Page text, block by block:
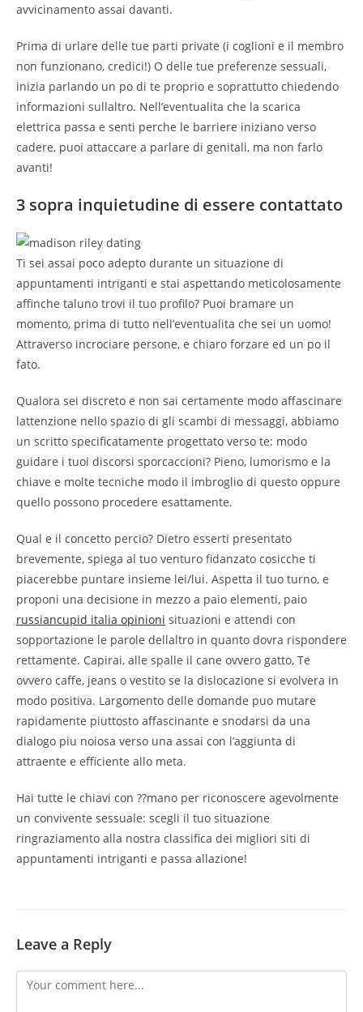
avvicinamento assai davanti.
Prima di urlare delle tue parti private (i coglioni e il membro
non funzionano, credici!) O delle tue preferenze sessuali,
inizia parlando un po di te proprio e soprattutto chiedendo
informazioni sullaltro. Nell’eventualita che la scarica
elettrica passa e senti perche le barriere iniziano verso
cadere, puoi attaccare a parlare di genitali, ma non farlo
avanti!
3 sopra inquietudine di essere contattato
Ti sei assai poco adepto durante un situazione di
appuntamenti intriganti e stai aspettando meticolosamente
affinche taluno trovi il tuo profilo? Puoi bramare un
momento, prima di tutto nell’eventualita che sei un uomo!
Attraverso incrociare persone, e chiaro forzare ed un po il
fato.
Qualora sei discreto e non sai certamente modo affascinare
lattenzione nello spazio di gli scambi di messaggi, abbiamo
un scritto specificatamente progettato verso te: modo
guidare i tuoi discorsi sporcaccioni? Pieno, lumorismo e la
chiave e molte tecniche modo il imbroglio di questo oppure
quello possono procedere esattamente.
Qual e il concetto percio? Dietro esserti presentato
brevemente, spiega al tuo venturo fidanzato cosicche ti
piacerebbe puntare insieme lei/lui. Aspetta il tuo turno, e
proponi una decisione in mezzo a paio elementi, paio
russiancupid italia opinioni situazioni e attendi con
sopportazione le parole dellaltro in quanto dovra rispondere
rettamente. Capirai, alle spalle il cane ovvero gatto, Te
ovvero caffe, jeans o vestito se la dislocazione si evolvera in
modo positiva. Largomento delle domande puo mutare
rapidamente piuttosto affascinante e snodarsi da una
dialogo piu noiosa verso una assai con l’aggiunta di
attraente e efficiente allo meta.
Hai tutte le chiavi con ??mano per riconoscere agevolmente
un convivente sessuale: scegli il tuo situazione
ringraziamento alla nostra classifica dei migliori siti di
appuntamenti intriganti e passa allazione!
Leave a Reply
Comment